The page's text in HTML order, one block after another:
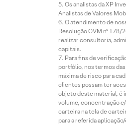
Os analistas da XP
Analistas de Valores
O atendimento de
Resolução CVM nº
realizar consultoria,
capitais.
Para fins de
portfólio, nos termos
máxima de risco para
clientes possam ter
objeto deste material, é
volume, concentração
carteira na tela de
para a referida